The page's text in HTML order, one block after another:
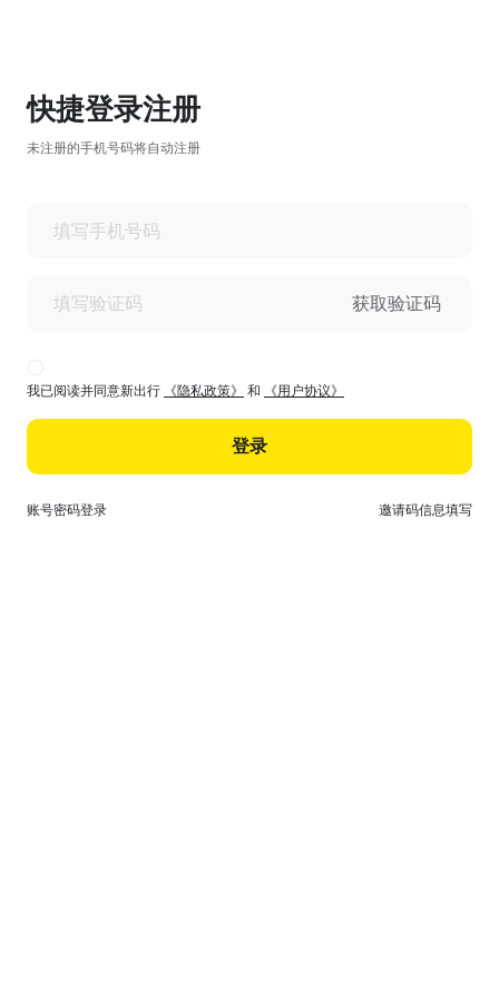
快捷登录注册
未注册的手机号码将自动注册
获取验证码
我已阅读并同意新出行 《隐私政策》 和 《用户协议》
登录
账号密码登录 邀请码信息填写